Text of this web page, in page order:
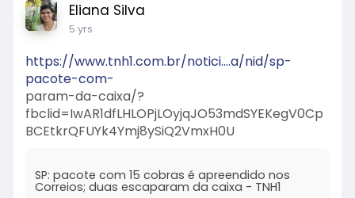
Eliana Silva
5 yrs
https://www.tnh1.com.br/notici....a/nid/sp-
pacote-com-
param-da-caixa/?
fbclid=IwAR1dfLHLOPjLOyjqJO53mdSYEKegV0Cp
BCEtkrQFUYk4Ymj8ySiQ2VmxH0U
SP: pacote com 15 cobras é apreendido nos
Correios; duas escaparam da caixa - TNH1